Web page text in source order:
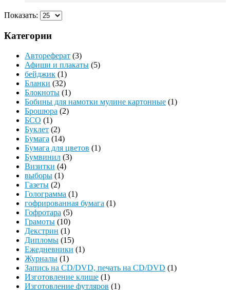
Показать:
Категории
Автореферат (3)
Афиши и плакаты (5)
бейджик (1)
Бланки (32)
Блокноты (1)
Бобины для намотки мулине картонные (1)
Брошюра (2)
БСО (1)
Буклет (2)
Бумага (14)
Бумага для цветов (1)
Бумвинил (3)
Визитки (4)
выборы (1)
Газеты (2)
Голограмма (1)
гофрированная бумага (1)
Гофротара (5)
Грамоты (10)
Декстрин (1)
Дипломы (15)
Ежедневники (1)
Журналы (1)
Запись на CD/DVD, печать на CD/DVD (1)
Изготовление клише (1)
Изготовление футляров (1)